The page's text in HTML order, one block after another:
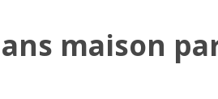
maison